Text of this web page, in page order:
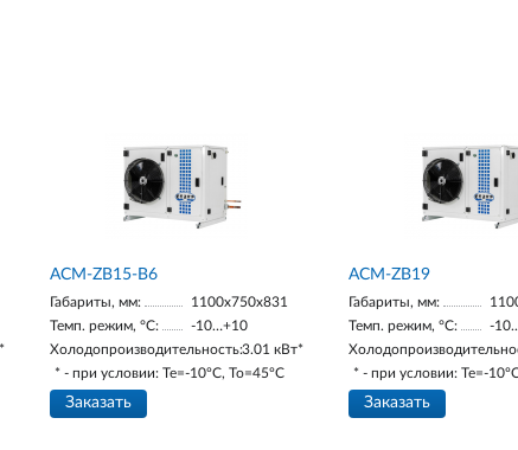
ACM-ZB15-В6
Габариты, мм:
1100х750х831
Темп. режим, °С:
-10…+10
Холодопроизводительность:3.01 кВт*
* - при условии: Te=-10ºC, To=45ºC
Заказать
ACM-ZB19
Габариты, мм:
Темп. режим, °С:
-
* - при условии: Te=-
Заказать